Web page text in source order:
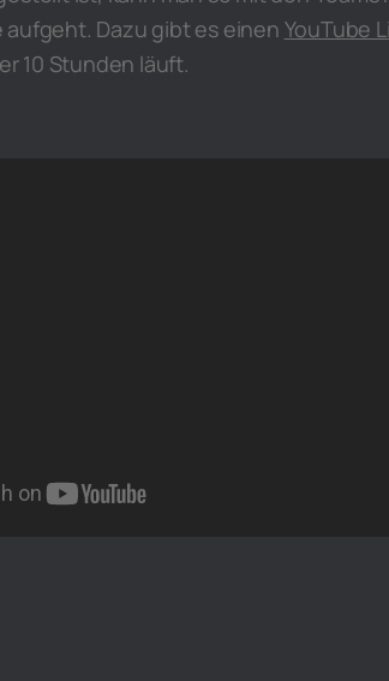
Dazu gibt es einen YouTube
10 Stunden läuft.